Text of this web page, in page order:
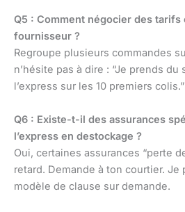
Q5 : Comment négocier des tarifs
fournisseur ?
Regroupe plusieurs commandes
n’hésite pas à dire : “Je prends du
l’express sur les 10 premiers colis.”
Q6 : Existe-t-il des assurances
l’express en destockage ?
Oui, certaines assurances “perte
retard. Demande à ton courtier. Je
modèle de clause sur demande.